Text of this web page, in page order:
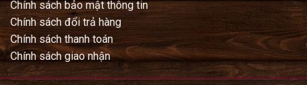
Chính sách bảo mật thông tin
Chính sách đổi trả hàng
Chính sách thanh toán
Chính sách giao nhận